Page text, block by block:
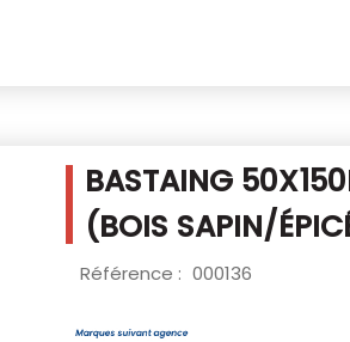
BASTAING
(BOIS SAPIN/
Référence : 000136